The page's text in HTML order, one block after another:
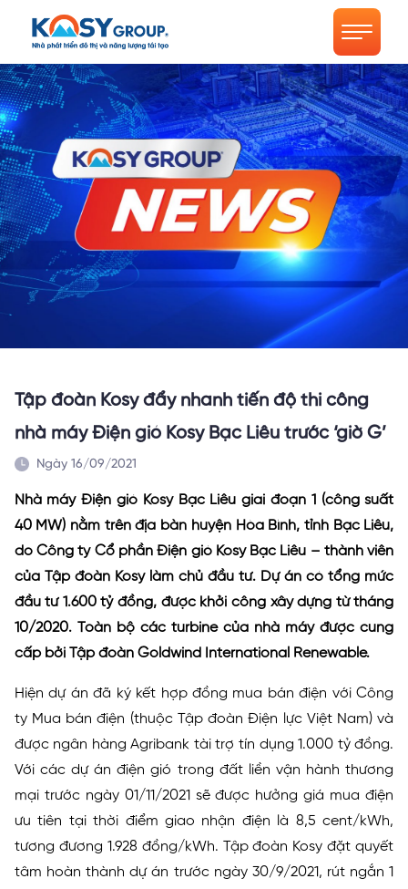
Tập đoàn Kosy đẩy nhanh tiến độ thi công
nhà máy Điện gió Kosy Bạc Liêu trước ‘giờ G’
Ngày 16/09/2021
Nhà máy Điện gió Kosy Bạc Liêu giai đoạn 1 (công suất
40 MW) nằm trên địa bàn huyện Hòa Bình, tỉnh Bạc Liêu,
do Công ty Cổ phần Điện gió Kosy Bạc Liêu – thành viên
của Tập đoàn Kosy làm chủ đầu tư. Dự án có tổng mức
đầu tư 1.600 tỷ đồng, được khởi công xây dựng từ tháng
10/2020. Toàn bộ các turbine của nhà máy được cung
cấp bởi Tập đoàn Goldwind International Renewable.
Hiện dự án đã ký kết hợp đồng mua bán điện với Công
ty Mua bán điện (thuộc Tập đoàn Điện lực Việt Nam) và
được ngân hàng Agribank tài trợ tín dụng 1.000 tỷ đồng.
Với các dự án điện gió trong đất liền vận hành thương
mại trước ngày 01/11/2021 sẽ được hưởng giá mua điện
ưu tiên tại thời điểm giao nhận điện là 8,5 cent/kWh,
tương đương 1.928 đồng/kWh. Tập đoàn Kosy đặt quyết
tâm hoàn thành dự án trước ngày 30/9/2021, rút ngắn 1